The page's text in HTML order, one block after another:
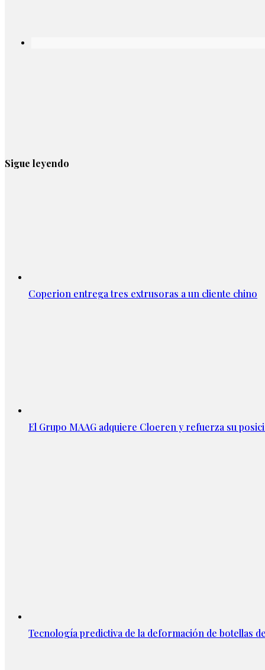
Sigue leyendo
Coperion entrega tres extrusoras a un cliente chino
El Grupo MAAG adquiere Cloeren y refuerza su
Tecnología predictiva de la deformación de botellas